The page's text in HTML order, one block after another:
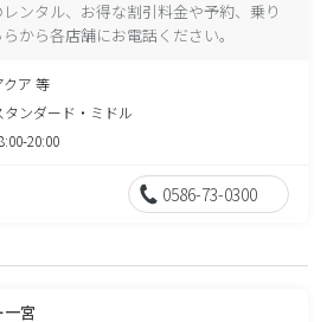
ンタル、お得な割引料金や予約、乗り
から各店舗にお電話ください。
クア 等
タンダード・ミドル
20:00
0586-73-0300
一宮